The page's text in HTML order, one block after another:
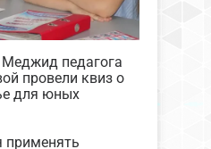
педагога
провели квиз о
для юных
применять